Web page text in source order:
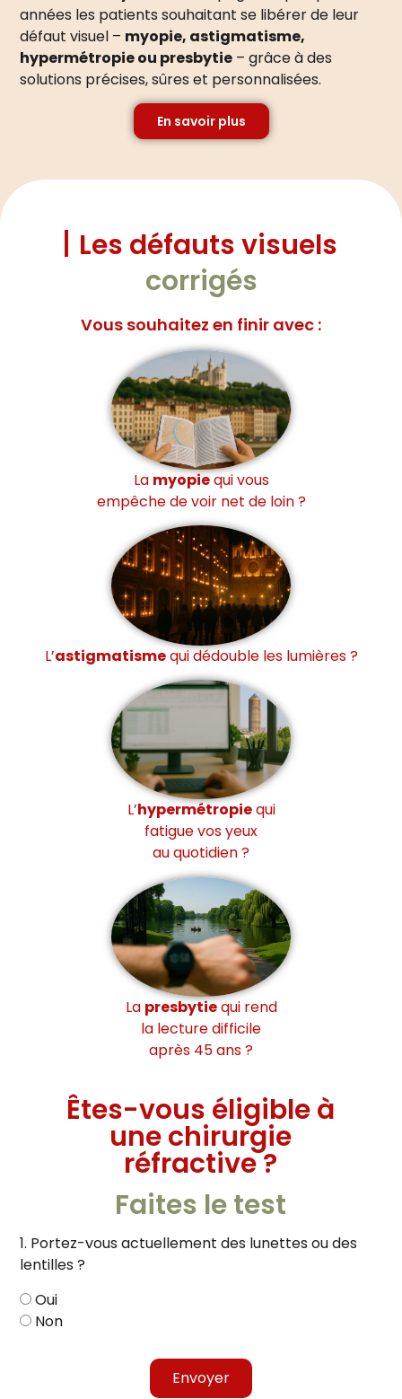
années les patients souhaitant se libérer de leur
défaut visuel – myopie, astigmatisme,
hypermétropie ou presbytie – grâce à des
solutions précises, sûres et personnalisées.
En savoir plus
Les défauts visuels
corrigés
Vous souhaitez en finir avec :
La myopiequi vous
empêche de voir net de loin ?
L’astigmatismequi dédouble les lumières ?
L’hypermétropiequi
fatigue vos yeux
au quotidien ?
La presbytiequi rend
la lecture difficile
après 45 ans ?
Êtes-vous éligible à
une chirurgie
réfractive ?
Faites le test
1. Portez-vous actuellement des lunettes ou des
lentilles ?
Oui
Non
Envoyer